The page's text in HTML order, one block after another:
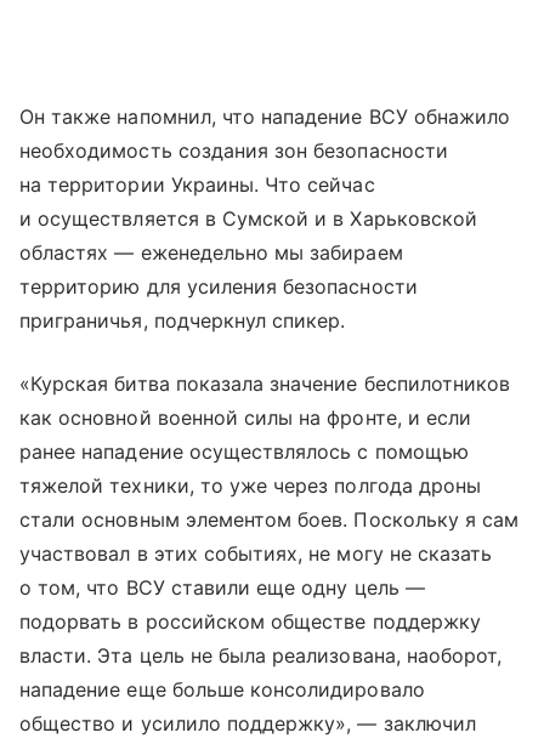
Он также напомнил, что нападение ВСУ обнажило
необходимость создания зон безопасности
на территории Украины. Что сейчас
и осуществляется в Сумской и в Харьковской
областях — еженедельно мы забираем
территорию для усиления безопасности
приграничья, подчеркнул спикер.
«Курская битва показала значение беспилотников
как основной военной силы на фронте, и если
ранее нападение осуществлялось с помощью
тяжелой техники, то уже через полгода дроны
стали основным элементом боев. Поскольку я сам
участвовал в этих событиях, не могу не сказать
о том, что ВСУ ставили еще одну цель —
подорвать в российском обществе поддержку
власти. Эта цель не была реализована, наоборот,
нападение еще больше консолидировало
общество и усилило поддержку», — заключил